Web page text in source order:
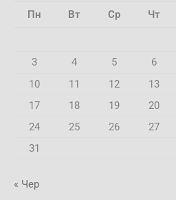
Пн Вт Ср Чт
3
4 5 6
10
11 12 13
17
18 19 20
24
25 26 27
31
« Чер